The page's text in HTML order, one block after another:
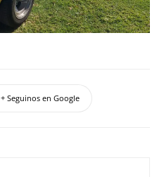
+ Seguinos en Google